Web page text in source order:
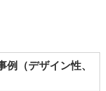
（デザイン性、